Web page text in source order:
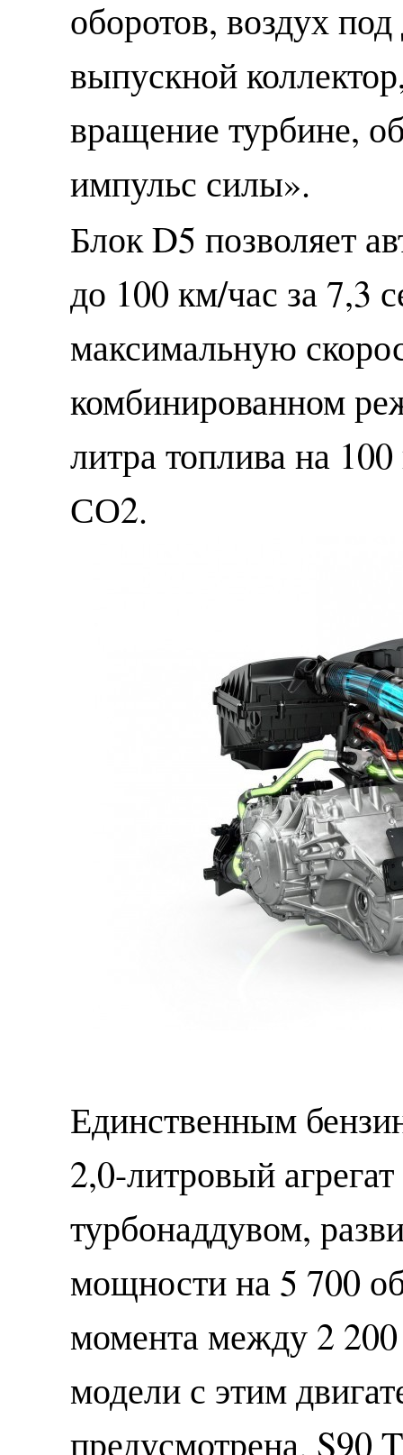
оборотов, воздух
выпускной
вращение турбине,
импульс силы».
Блок D5 позволяет
до 100 км/час за 7,3
максимальную
комбинированном
литра топлива на
СО2.
Единственным
2,0-литровый
турбонаддувом,
мощности на 5 700
момента между 2
модели с этим
предусмотрена. S90